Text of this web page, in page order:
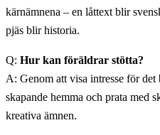
kärnämnena – en låttext blir
pjäs blir historia.
Q: Hur kan föräldrar stötta?
A: Genom att visa intresse för det
skapande hemma och prata med
kreativa ämnen.